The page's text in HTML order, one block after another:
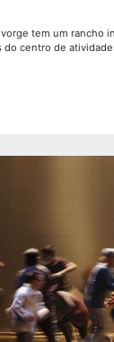
tem um rancho
centro de